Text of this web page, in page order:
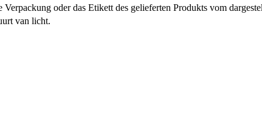
oder das Etikett des gelieferten Produkts vom
van licht.